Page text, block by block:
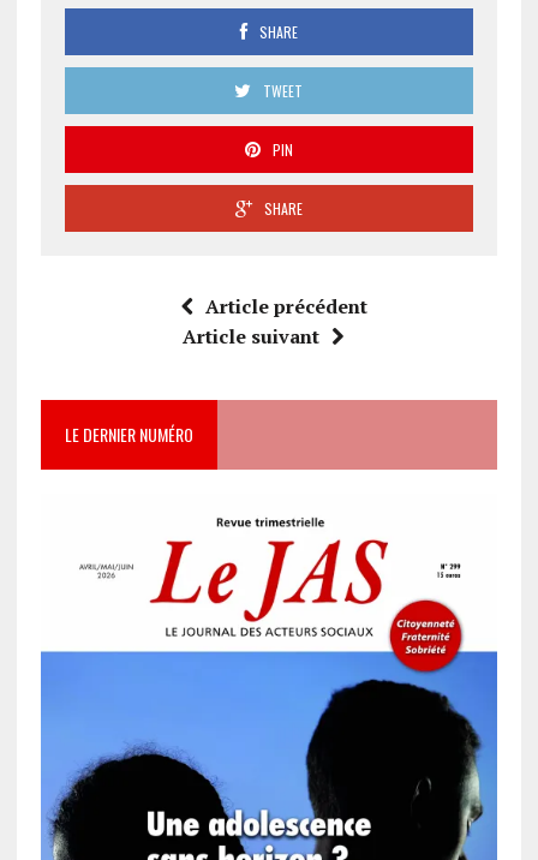
SHARE
TWEET
PIN
SHARE
Article précédent
Article suivant
LE DERNIER NUMÉRO